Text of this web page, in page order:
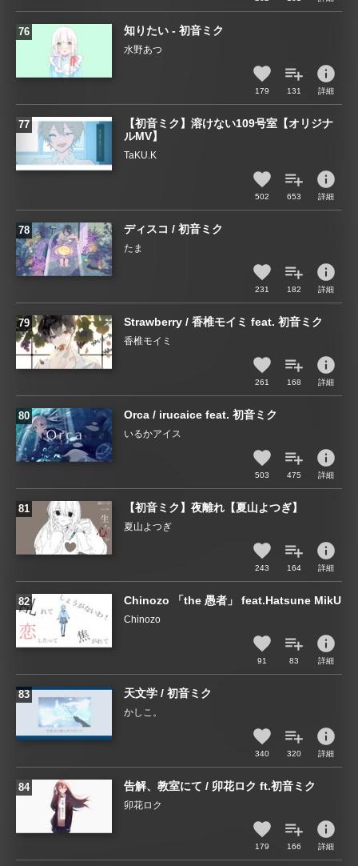
知りたい - 初音ミク
水野あつ
179 131
info
詳細
【初音ミク】溶けない109号室【オリジナ
ルMV】
TaKU.K
502 653
info
詳細
ディスコ / 初音ミク
たま
231 182
info
詳細
Strawberry / 香椎モイミ feat. 初音ミク
香椎モイミ
261 168
info
詳細
Orca / irucaice feat. 初音ミク
いるかアイス
503 475
info
詳細
【初音ミク】夜離れ【夏山よつぎ】
夏山よつぎ
243 164
info
詳細
Chinozo 「the 愚者」 feat.Hatsune MikU
Chinozo
91 83
info
詳細
天文学 / 初音ミク
かしこ。
340 320
info
詳細
告解、教室にて / 卯花ロク ft.初音ミク
卯花ロク
179 166
info
詳細